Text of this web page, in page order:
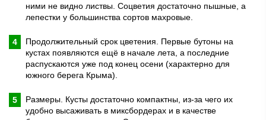
ними не видно листвы. Соцветия достаточно пышные, а
лепестки у большинства сортов махровые.
Продолжительный срок цветения. Первые бутоны на
кустах появляются ещё в начале лета, а последние
распускаются уже под конец осени (характерно для
южного берега Крыма).
Размеры. Кусты достаточно компактны, из-за чего их
удобно высаживать в миксбордерах и в качестве